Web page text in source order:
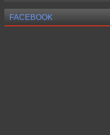
FACEBOOK